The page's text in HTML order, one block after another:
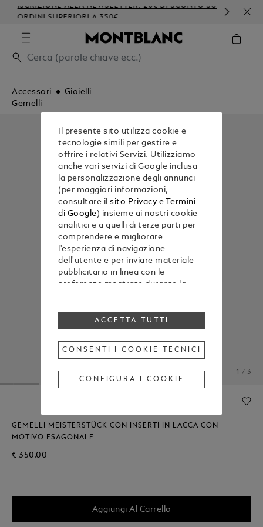
ISCRIZIONE ALLA NEWSLETTER: 20€ DI SCONTO SU
ORDINI SUPERIORI A 350€
Accessori
Gioielli
Gemelli
1 / 3
GEMELLI MEISTERSTÜCK CON INSERTI IN LACCA CON
MOTIVO ESAGONALE
€ 350.00
Aggiungi Al Carrello
Il presente sito utilizza cookie e
tecnologie simili per gestire e
offrire i relativi Servizi. Utilizziamo
anche vari servizi di Google inclusa
la personalizzazione degli annunci
(per maggiori informazioni,
consultare ilsito Privacy e Termini
di Google) insieme ai nostri cookie
analitici e a quelli di terze parti per
comprendere e migliorare
l'esperienza di navigazione
dell'utente e per inviare materiale
pubblicitario in linea con le
preferenze mostrate durante la
consenso all’utilizzo di alcuni o di
tutti i cookie, clicca “Configura i
cookie”, oppure, per maggiori
Cliccando su “Accetta tutti”, esprimi
il tuo consenso all’utilizzo dei
tecnici”, esprimi il tuo consenso
soltanto all’utilizzo dei cookie
ACCETTA TUTTI
CONSENTI I COOKIE TECNICI
CONFIGURA I COOKIE